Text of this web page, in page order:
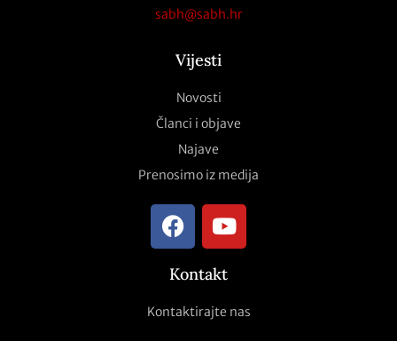
sabh@sabh.hr
Vijesti
Novosti
Članci i objave
Najave
Prenosimo iz medija
Kontakt
Kontaktirajte nas